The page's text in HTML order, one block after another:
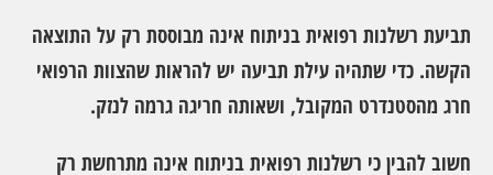
תביעת רשלנות רפואית בניתוח אינה מבוססת רק על התוצאה
הקשה. כדי שתהיה עילת תביעה יש להראות שהצוות הרפואי
חרג מהסטנדרט המקובל, ושאותה חריגה גרמה לנזק.
חשוב להבין כי רשלנות רפואית בניתוח אינה מתרחשת רק